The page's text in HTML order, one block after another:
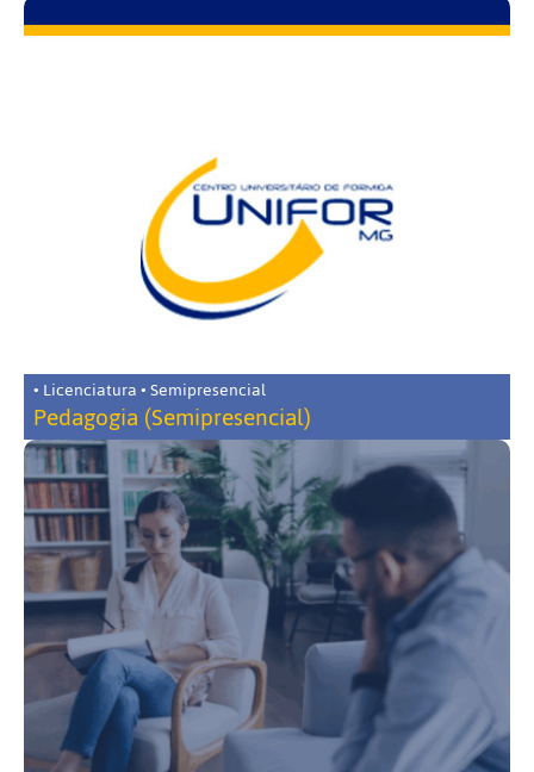
• Licenciatura • Semipresencial
Pedagogia (Semipresencial)